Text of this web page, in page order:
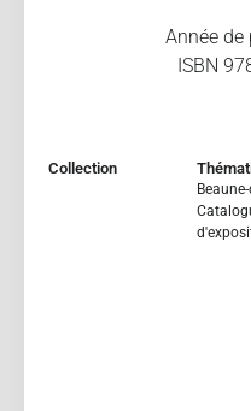
Année de
ISBN
Collection